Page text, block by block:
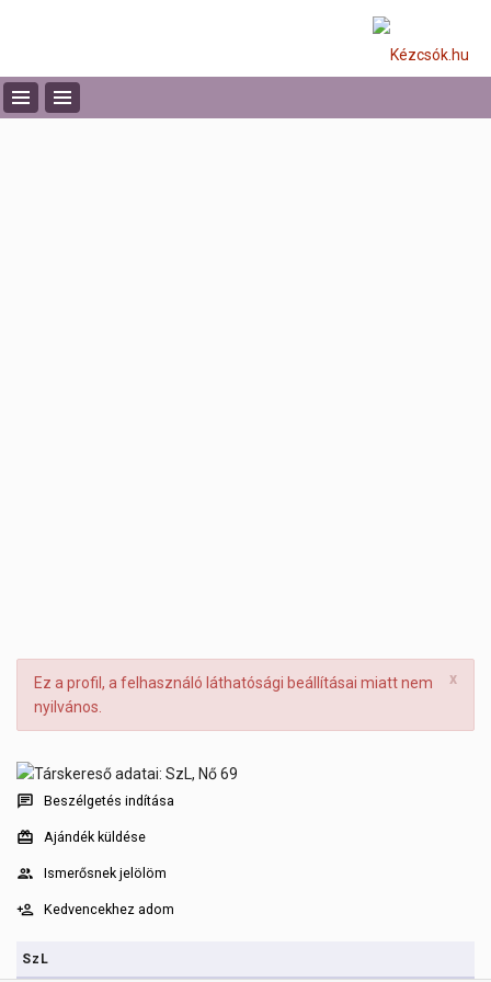
x
Ez a profil, a felhasználó láthatósági beállításai miatt nem
nyilvános.
Beszélgetés indítása
Ajándék küldése
Ismerősnek jelölöm
Kedvencekhez adom
SzL